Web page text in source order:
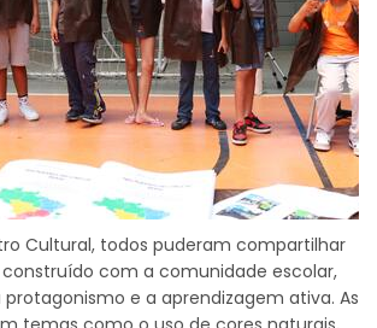
Cultural, todos puderam compartilhar
com a comunidade escolar,
e a aprendizagem ativa. As